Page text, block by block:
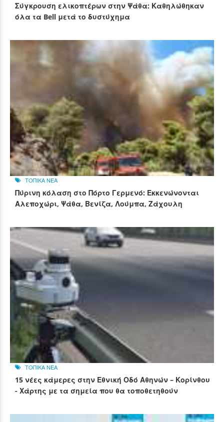
Σύγκρουση ελικοπτέρων στην Ψάθα: Καθηλώθηκαν
όλα τα Bell μετά το δυστύχημα
ΤΟΠΙΚΑ ΝΕΑ
Πύρινη κόλαση στο Πόρτο Γερμενό: Εκκενώνονται
Αλεποχώρι, Ψάθα, Βενίζα, Λούμπα, Ζάχουλη
ΤΟΠΙΚΑ ΝΕΑ
15 νέες κάμερες στην Εθνική Οδό Αθηνών – Κορίνθου
- Χάρτης με τα σημεία που θα τοποθετηθούν